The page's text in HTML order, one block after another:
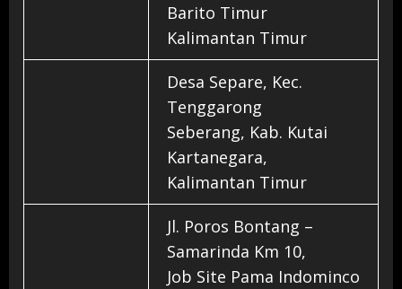
Barito Timur
Kalimantan Timur
Desa Separe, Kec.
Tenggarong
Seberang, Kab. Kutai
Kartanegara,
Kalimantan Timur
Jl. Poros Bontang –
Samarinda Km 10,
Job Site Pama Indominco